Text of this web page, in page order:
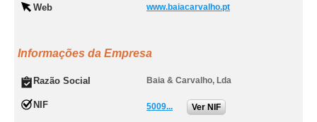
Web www.baiacarvalho.pt
Informações da Empresa
Razão Social Baia & Carvalho, Lda
NIF 5009... Ver NIF